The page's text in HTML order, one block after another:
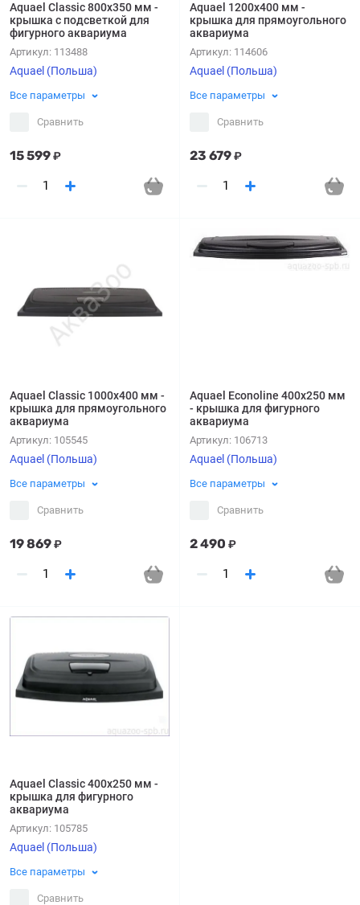
Aquael Classic 800х350 мм -
крышка с подсветкой для
фигурного аквариума
Артикул: 113488
Aquael (Польша)
Все параметры
Сравнить
15 599₽
Aquael 1200х400 мм -
крышка для прямоугольного
аквариума
Артикул: 114606
Aquael (Польша)
Все параметры
Сравнить
23 679₽
Aquael Classic 1000х400 мм -
крышка для прямоугольного
аквариума
Артикул: 105545
Aquael (Польша)
Все параметры
Сравнить
19 869₽
Aquael Econoline 400х250 мм
- крышка для фигурного
аквариума
Артикул: 106713
Aquael (Польша)
Все параметры
Сравнить
2 490 ₽
Aquael Classic 400х250 мм -
крышка для фигурного
аквариума
Артикул: 105785
Aquael (Польша)
Все параметры
Сравнить